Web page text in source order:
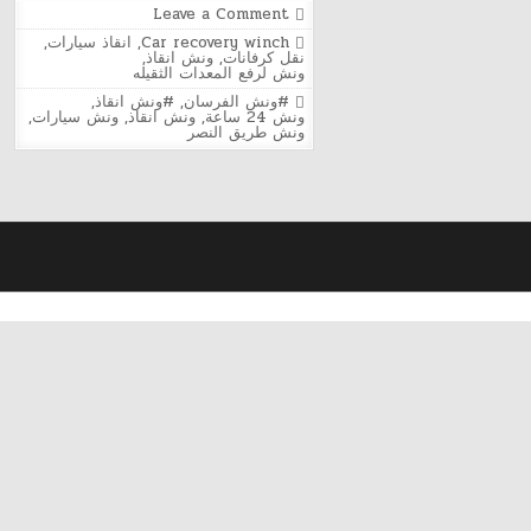
Leave a Comment
on
ونش
الفرسان
لإنقاذ
السيارات
في
طريق
النصر
ساعة
Posted
in
Car recovery winch
, انقاذ سيارات,
نقل كرفانات, ونش انقاذ,
ونش لرفع المعدات الثقيله
Tagged
#ونش الفرسان, #ونش انقاذ,
ونش 24 ساعة , ونش انقاذ, ونش سيارات,
ونش طريق النصر